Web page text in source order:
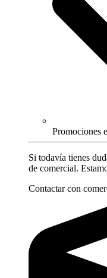
Promociones
Si todavía tienes
de comercial.
Contactar con